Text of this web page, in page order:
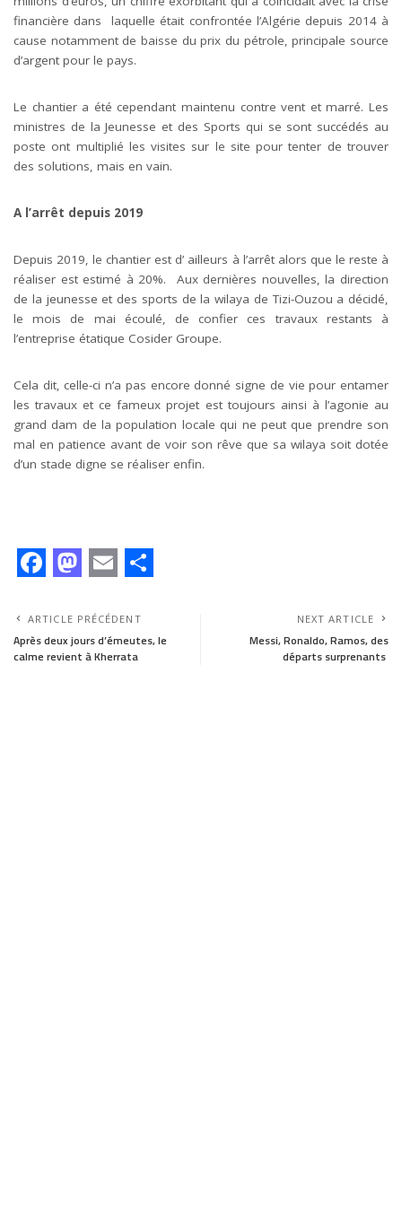
financière dans laquelle était confrontée l’Algérie depuis 2014 à
cause notamment de baisse du prix du pétrole, principale source
d’argent pour le pays.
Le chantier a été cependant maintenu contre vent et marré. Les
ministres de la Jeunesse et des Sports qui se sont succédés au
poste ont multiplié les visites sur le site pour tenter de trouver
des solutions, mais en vain.
A l’arrêt depuis 2019
Depuis 2019, le chantier est d’ ailleurs à l’arrêt alors que le reste à
réaliser est estimé à 20%. Aux dernières nouvelles, la direction
de la jeunesse et des sports de la wilaya de Tizi-Ouzou a décidé,
le mois de mai écoulé, de confier ces travaux restants à
l’entreprise étatique Cosider Groupe.
Cela dit, celle-ci n’a pas encore donné signe de vie pour entamer
les travaux et ce fameux projet est toujours ainsi à l’agonie au
grand dam de la population locale qui ne peut que prendre son
mal en patience avant de voir son rêve que sa wilaya soit dotée
d’un stade digne se réaliser enfin.
a
c
a
s
m
a
h
a
ARTICLE PRÉCÉDENT
Après deux jours d’émeutes, le
calme revient à Kherrata
NEXT ARTICLE
Messi, Ronaldo, Ramos, des
départs surprenants